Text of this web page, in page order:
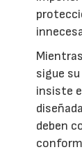
sigue
insiste
deben